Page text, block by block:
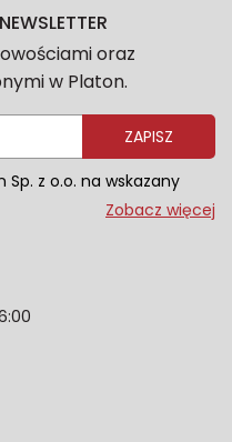
oraz
w Platon.
ZAPISZ
z o.o. na wskazany
marketingowe
znajdziesz w naszej
nie wpłynie na
dokonanego przed
Zobacz więcej